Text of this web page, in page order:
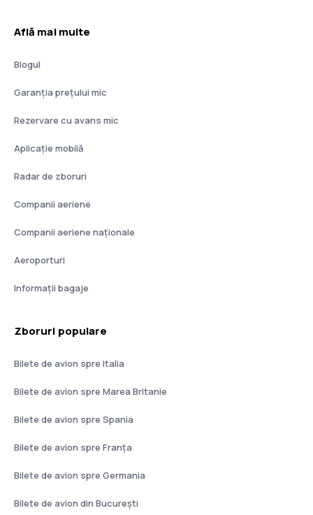
Află mai multe
Blogul
Garanția prețului mic
Rezervare cu avans mic
Aplicație mobilă
Radar de zboruri
Companii aeriene
Companii aeriene naţionale
Aeroporturi
Informații bagaje
Zboruri populare
Bilete de avion spre Italia
Bilete de avion spre Marea Britanie
Bilete de avion spre Spania
Bilete de avion spre Franţa
Bilete de avion spre Germania
Bilete de avion din București